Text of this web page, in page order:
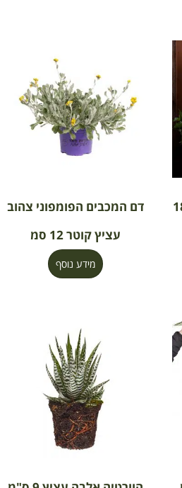
עציץ 18
דם המכבים הפומפוני צהוב
עציץ קוטר 12 סמ
מידע נוסף